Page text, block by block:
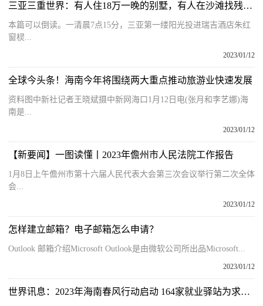
三亚三重世界：有人住18万一晚的别墅，有人在沙滩找残留剩酒
本篇可以倒读。一清晨7点15分，三亚第一缕阳光投进瑞吉酒店朱红
窗棂...
2023/01/12
全球今头条！海南今年将围绕两大重点推动旅游业快速发展
资料图中新社记者王晓斌摄中新网海口1月12日电(张月和李艺娜)海
南是...
2023/01/12
【新要闻】一图读懂丨2023年儋州市人民法院工作报告
1月8日上午儋州市第十六届人民代表大会第三次会议举行第二次全体
会...
2023/01/12
怎样建立邮箱？电子邮箱怎么申请？
Outlook 邮箱介绍Microsoft Outlook是由微软公司所出品Microsoft...
2023/01/12
世界讯息：2023年海南春风行动启动 164家就业驿站为求职者和用人单位牵线搭桥